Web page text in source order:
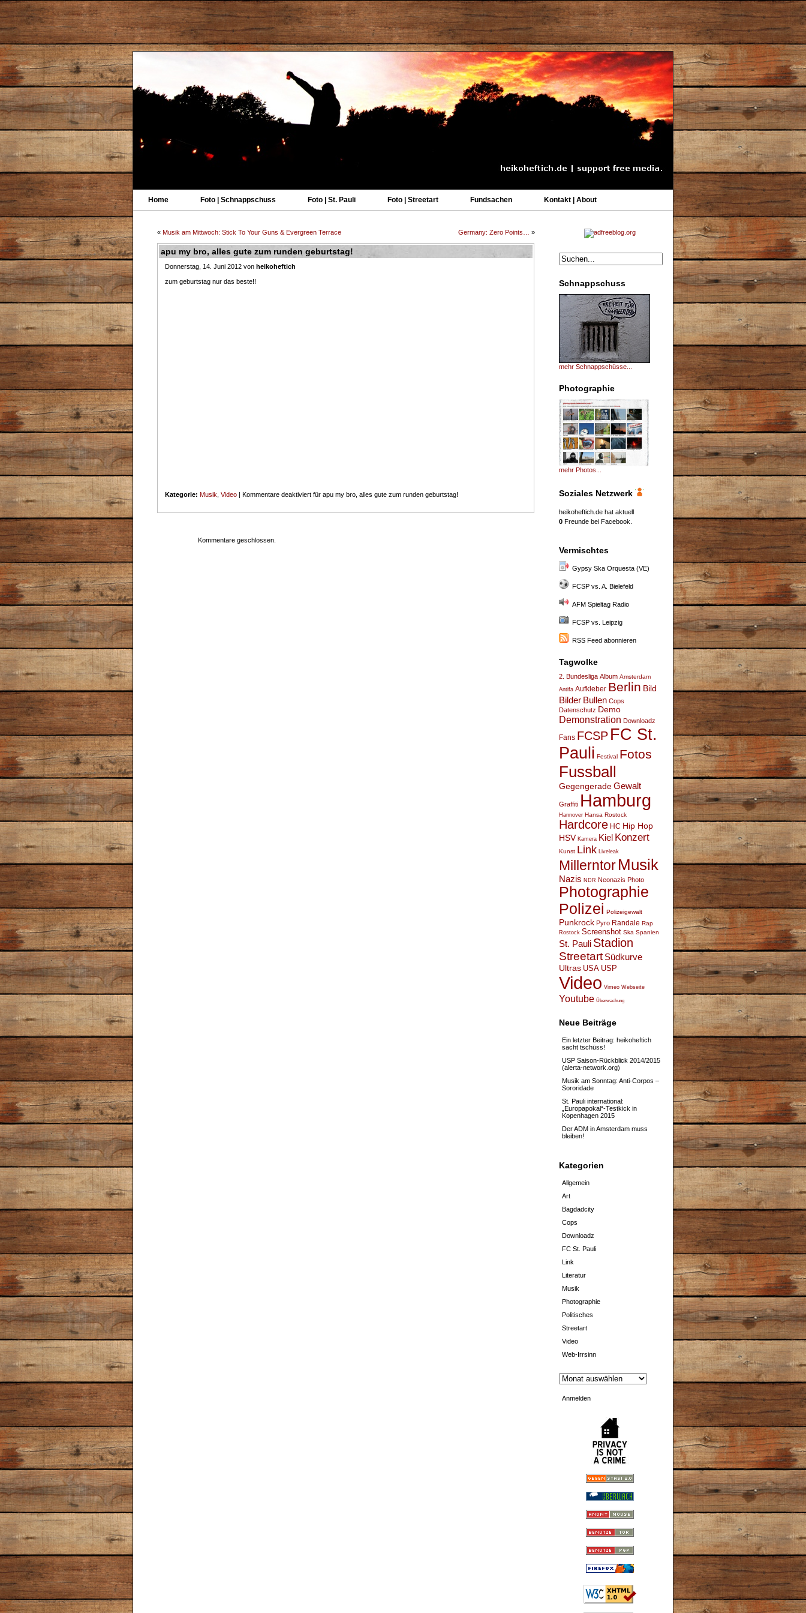
Home Foto | Schnappschuss Foto | St. Pauli Foto | Streetart Fundsachen Kontakt | About
Schnappschuss
mehr Schnappschüsse...
Photographie
mehr Photos...
Soziales Netzwerk
heikoheftich.de hat aktuell
0 Freunde bei Facebook.
Vermischtes
Gypsy Ska Orquesta (VE)
FCSP vs. A. Bielefeld
AFM Spieltag Radio
FCSP vs. Leipzig
RSS Feed abonnieren
Tagwolke
2. Bundesliga Album Amsterdam
Antifa Aufkleber Berlin Bild
Bilder Bullen Cops
Datenschutz Demo
Demonstration Downloadz
Fans FCSP FC St.
Pauli Festival Fotos
Fussball
GegengeradeGewalt
Graffiti Hamburg
Hannover Hansa Rostock
Hardcore HC Hip Hop
HSV Kamera Kiel Konzert
Kunst Link Liveleak
Millerntor Musik
Nazis NDR Neonazis Photo
Photographie
Polizei Polizeigewalt
Punkrock Pyro Randale Rap
Rostock Screenshot Ska Spanien
St. Pauli Stadion
Streetart Südkurve
Ultras USA USP
Video Vimeo Webseite
Youtube Überwachung
Neue Beiträge
Ein letzter Beitrag: heikoheftich
sacht tschüss!
USP Saison-Rückblick 2014/2015
(alerta-network.org)
Musik am Sonntag: Anti-Corpos –
Sororidade
St. Pauli international:
„Europapokal“-Testkick in
Kopenhagen 2015
Der ADM in Amsterdam muss
bleiben!
Kategorien
Allgemein
Art
Bagdadcity
Cops
Downloadz
FC St. Pauli
Link
Literatur
Musik
Photographie
Politisches
Streetart
Video
Web-Irrsinn
Anmelden
« Musik am Mittwoch: Stick To Your Guns & Evergreen Terrace Germany: Zero Points… »
apu my bro, alles gute zum runden geburtstag!
Donnerstag, 14. Juni 2012 von heikoheftich
zum geburtstag nur das beste!!
Kategorie: Musik Video | Kommentare deaktiviert für apu my bro, alles gute zum runden geburtstag!
Kommentare geschlossen.